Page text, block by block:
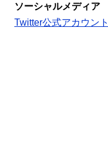
ソーシャルメディア
Twitter公式アカウント